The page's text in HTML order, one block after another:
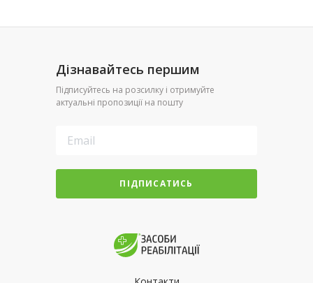
Дізнавайтесь першим
Підписуйтесь на розсилку і отримуйте
актуальні пропозиції на пошту
ПІДПИСАТИСЬ